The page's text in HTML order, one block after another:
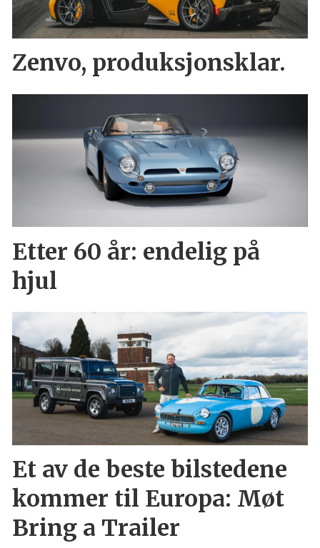
Zenvo, produksjonsklar.
Etter 60 år: endelig på
hjul
Et av de beste bilstedene
kommer til Europa: Møt
Bring a Trailer